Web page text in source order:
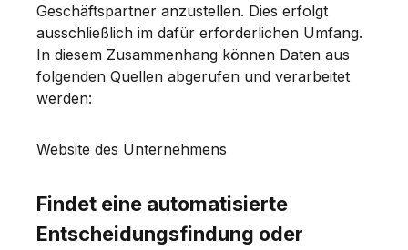
Geschäftspartner anzustellen. Dies erfolgt
ausschließlich im dafür erforderlichen Umfang.
In diesem Zusammenhang können Daten aus
folgenden Quellen abgerufen und verarbeitet
werden:
Website des Unternehmens
Findet eine automatisierte
Entscheidungsfindung oder